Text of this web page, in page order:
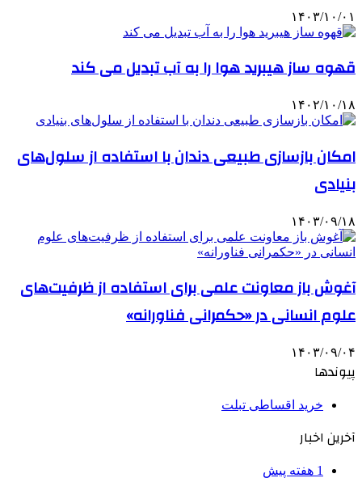
۱۴۰۳/۱۰/۰۱
قهوه ساز هیبرید هوا را به آب تبدیل می کند
۱۴۰۲/۱۰/۱۸
امکان بازسازی طبیعی دندان با استفاده از سلول‌های
بنیادی
۱۴۰۳/۰۹/۱۸
آغوش باز معاونت علمی برای استفاده از ظرفیت‌های
علوم انسانی در «حکمرانی فناورانه»
۱۴۰۳/۰۹/۰۴
پیوندها
خرید اقساطی تبلت
آخرین اخبار
1 هفته پیش